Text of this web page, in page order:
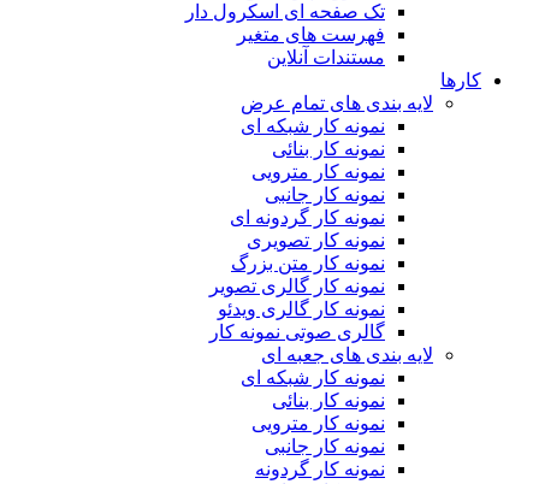
تک صفحه ای اسکرول دار
فهرست های متغیر
مستندات آنلاین
کارها
لایه بندی های تمام عرض
نمونه کار شبکه ای
نمونه کار بنائی
نمونه کار مترویی
نمونه کار جانبی
نمونه کار گردونه ای
نمونه کار تصویری
نمونه کار متن بزرگ
نمونه کار گالری تصویر
نمونه کار گالری ویدئو
گالری صوتی نمونه کار
لایه بندی های جعبه ای
نمونه کار شبکه ای
نمونه کار بنائی
نمونه کار مترویی
نمونه کار جانبی
نمونه کار گردونه